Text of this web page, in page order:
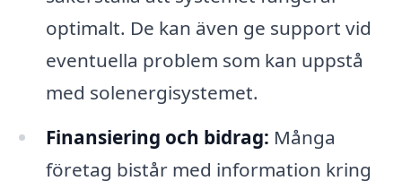
optimalt. De kan även ge support vid
eventuella problem som kan uppstå
med solenergisystemet.
Finansiering och bidrag: Många
företag bistår med information kring